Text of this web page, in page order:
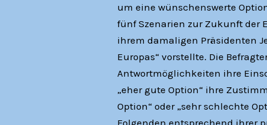
um eine wünschenswerte
fünf Szenarien zur Zukunft der
ihrem damaligen Präsidenten
Europas“ vorstellte. Die
Antwortmöglichkeiten ihre
„eher gute Option“ ihre
Option“ oder „sehr schlechte
Folgenden entsprechend ihrer